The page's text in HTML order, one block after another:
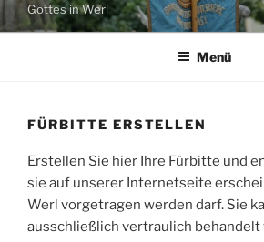
Gottes in Werl
Menü
FÜRBITTE ERSTELLEN
Erstellen Sie hier Ihre Fürbitte und
sie auf unserer Internetseite
Werl vorgetragen werden darf. Sie
ausschließlich vertraulich behandelt